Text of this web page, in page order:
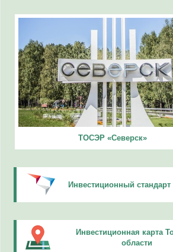
ТОСЭР «Северск»
Инвестиционный
Инвестиционная карта
области